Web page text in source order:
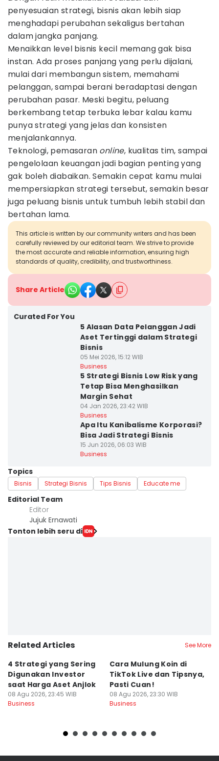
penyesuaian strategi, bisnis akan lebih siap
menghadapi perubahan sekaligus bertahan
dalam jangka panjang.
Menaikkan level bisnis kecil memang gak bisa
instan. Ada proses panjang yang perlu dijalani,
mulai dari membangun sistem, memahami
pelanggan, sampai berani beradaptasi dengan
perubahan pasar. Meski begitu, peluang
berkembang tetap terbuka lebar kalau kamu
punya strategi yang jelas dan konsisten
menjalankannya.
Teknologi, pemasaran online, kualitas tim, sampai
pengelolaan keuangan jadi bagian penting yang
gak boleh diabaikan. Semakin cepat kamu mulai
mempersiapkan strategi tersebut, semakin besar
juga peluang bisnis untuk tumbuh lebih stabil dan
bertahan lama.
This article is written by our community writers and has been
carefully reviewed by our editorial team. We strive to provide
the most accurate and reliable information, ensuring high
standards of quality, credibility, and trustworthiness.
Share Article
Curated For You
5 Alasan Data Pelanggan Jadi
Aset Tertinggi dalam Strategi
Bisnis
05 Mei 2026, 15:12 WIB
Business
5 Strategi Bisnis Low Risk yang
Tetap Bisa Menghasilkan
Margin Sehat
04 Jan 2026, 23:42 WIB
Business
Apa Itu Kanibalisme Korporasi?
Bisa Jadi Strategi Bisnis
15 Jun 2026, 06:03 WIB
Business
Topics
Bisnis Strategi Bisnis Tips Bisnis Educate me
Editorial Team
Editor
Jujuk Ernawati
Tonton lebih seru di
Related Articles See More
4 Strategi yang Sering
Digunakan Investor
saat Harga Aset Anjlok
08 Agu 2026, 23:45 WIB
Business
Cara Mulung Koin di
TikTok Live dan Tipsnya,
Pasti Cuan!
08 Agu 2026, 23:30 WIB
Business